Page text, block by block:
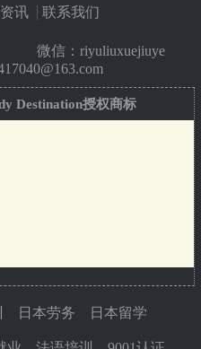
讯 联系我们
微信：riyuliuxuejiuye
Destination授权商标
日本劳务 日本留学